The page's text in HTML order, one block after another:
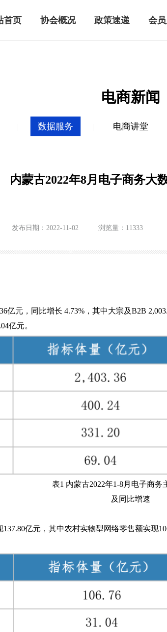
首页 协会概况 政策速递 会
电商新闻
数据服务 电商讲堂
内蒙古2022年8月电子商务大
发布日期：2022-11-02 浏览量：11333
亿元，同比增长 4.73%，其中大宗及B2B
亿元。
表1 内蒙古2022年1-8月电子商务
及同比增速
亿元，其中农村实物型网络零售额实现